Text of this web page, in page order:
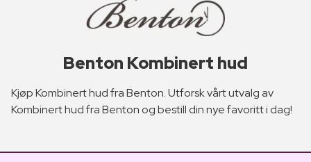
Benton Kombinert hud
Kjøp Kombinert hud fra Benton. Utforsk vårt utvalg av
Kombinert hud fra Benton og bestill din nye favoritt i dag!